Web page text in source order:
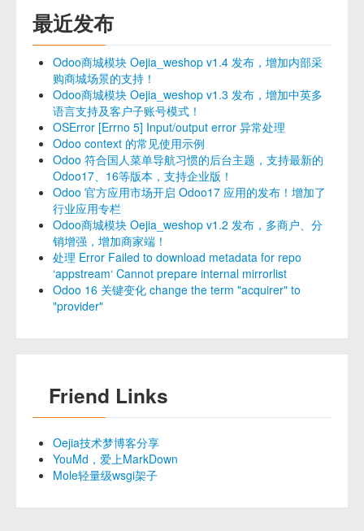
最近发布
Odoo商城模块 Oejia_weshop v1.4 发布，增加内部采
购商城场景的支持！
Odoo商城模块 Oejia_weshop v1.3 发布，增加中英多
语言支持及客户子账号模式！
OSError [Errno 5] Input/output error 异常处理
Odoo context 的常见使用示例
Odoo 符合国人菜单导航习惯的后台主题，支持最新的
Odoo17、16等版本，支持企业版！
Odoo 官方应用市场开启 Odoo17 应用的发布！增加了
行业应用专栏
Odoo商城模块 Oejia_weshop v1.2 发布，多商户、分
销增强，增加商家端！
处理 Error Failed to download metadata for repo
‘appstream‘ Cannot prepare internal mirrorlist
Odoo 16 关键变化 change the term "acquirer" to
"provider"
Friend Links
Oejia技术梦博客分享
YouMd，爱上MarkDown
Mole轻量级wsgi架子